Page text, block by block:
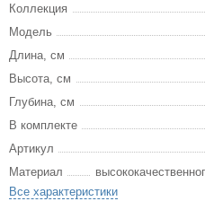
Коллекция
Модель
Длина, см
Высота, см
Глубина, см
В комплекте
Артикул
Материал
Все характеристики